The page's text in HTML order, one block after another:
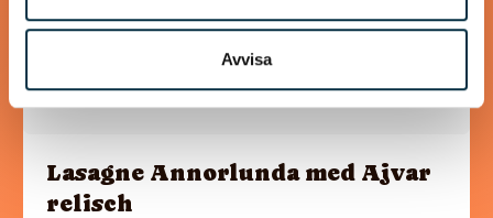
Avvisa
Lasagne Annorlunda med Ajvar
relisch